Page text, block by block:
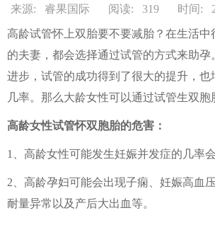
试管医院
睿果国际
来源: 睿果国际 阅读: 319 时间:
高龄试管怀上双胎要不要减胎？在生活中
的夫妻，都会选择通过试管的方式来助孕
进步，试管的成功得到了很大的提升，也
几率。那么大龄女性可以通过试管生双胞
高龄女性试管怀双胞胎的危害：
1、高龄女性可能发生妊娠并发症的几率
2、高龄孕妇可能会出现子痫、妊娠高血
耐量异常以及产后大出血等。